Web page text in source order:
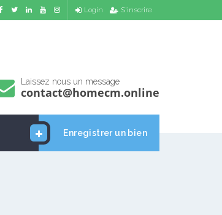
Login S'inscrire
Laissez nous un message
contact@homecm.online
Enregistrer un bien